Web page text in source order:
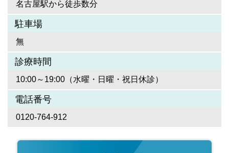
名古屋駅から徒歩数分
駐車場
無
診療時間
10:00～19:00（水曜・日曜・祝日休診）
電話番号
0120-764-912